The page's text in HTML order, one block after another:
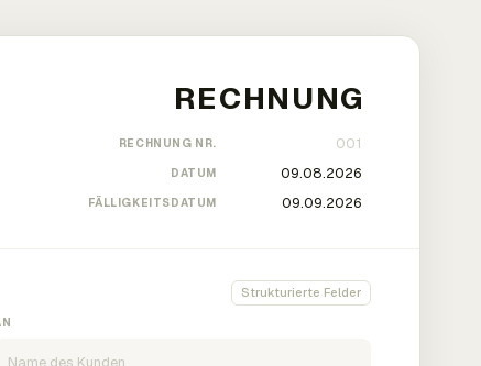
RECHNUNG NR.
DATUM
FÄLLIGKEITSDATUM
Strukturierte Felder